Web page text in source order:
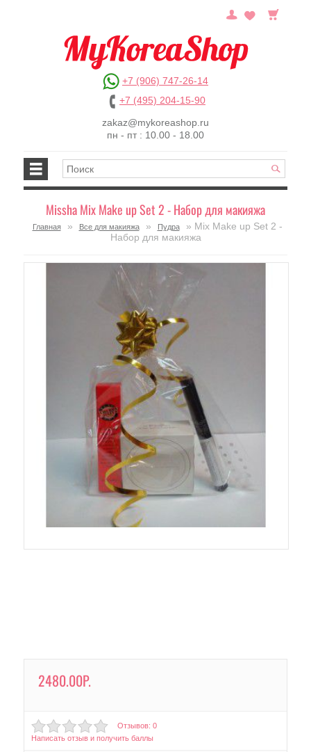
+7 (906) 747-26-14
+7 (495) 204-15-90
zakaz@mykoreashop.ru
пн - пт : 10.00 - 18.00
Missha Mix Make up Set 2 - Набор для макияжа
Главная » Все для макияжа » Пудра
» Mix Make up Set 2 -
Набор для макияжа
2480.00Р.
Отзывов: 0
Написать отзыв и получить баллы